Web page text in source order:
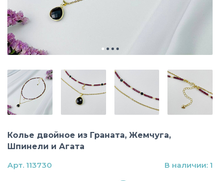
Колье двойное из Граната, Жемчуга,
Шпинели и Агата
Арт. 113730 В наличии: 1